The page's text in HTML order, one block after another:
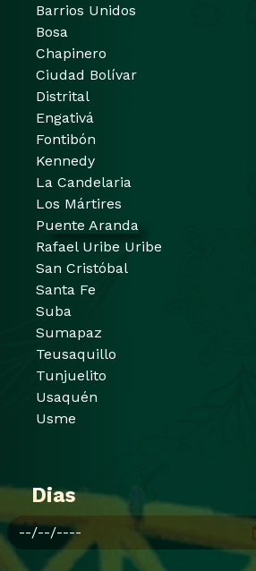
Barrios Unidos
Bosa
Chapinero
Ciudad Bolívar
Distrital
Engativá
Fontibón
Kennedy
La Candelaria
Los Mártires
Puente Aranda
Rafael Uribe Uribe
San Cristóbal
Santa Fe
Suba
Sumapaz
Teusaquillo
Tunjuelito
Usaquén
Usme
Dias